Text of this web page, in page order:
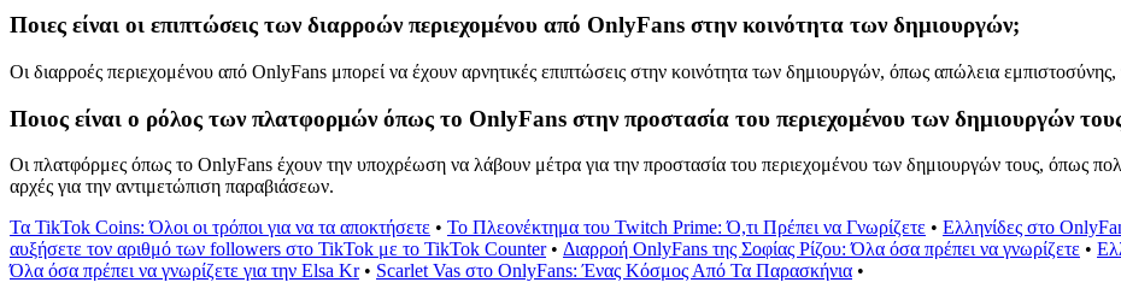
Ποιες είναι οι επιπτώσεις των διαρροών περιεχομένου από OnlyFans στην κοινότητα των δημιουργών;
Οι διαρροές περιεχομένου από OnlyFans μπορεί να έχουν αρνητικές επιπτώσεις στην κοινότητα των δημιουργών, όπως απώλεια
Ποιος είναι ο ρόλος των πλατφορμών όπως το OnlyFans στην προστασία του περιεχομένου των δημιουργών
Οι πλατφόρμες όπως το OnlyFans έχουν την υποχρέωση να λάβουν μέτρα για την προστασία του περιεχομένου των δημιουργών τους, όπως
αρχές για την αντιμετώπιση παραβιάσεων.
Τα TikTok Coins: Όλοι οι τρόποι για να τα αποκτήσετε • Το Πλεονέκτημα του Twitch Prime: Ό,τι Πρέπει να Γνωρίζετε • Ελληνίδες στο
αυξήσετε τον αριθμό των followers στο TikTok με το TikTok Counter• Διαρροή OnlyFans της Σοφίας Ρίζου: Όλα όσα πρέπει να γνωρίζετε •
Όλα όσα πρέπει να γνωρίζετε για την Elsa Kr• Scarlet Vas στο OnlyFans: Ένας Κόσμος Από Τα Παρασκήνια •